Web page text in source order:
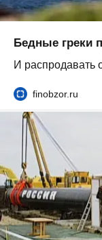
Бедные греки
И распродавать
finobzor.ru